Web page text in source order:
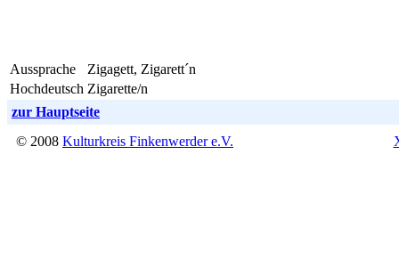
Aussprache
Zigagett, Zigarett´n
Hochdeutsch Zigarette/n
zur Hauptseite
© 2008 Kulturkreis Finkenwerder e.V.